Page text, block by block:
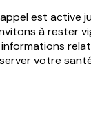
est active
à rester
votre